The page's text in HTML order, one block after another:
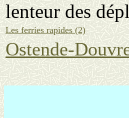
lenteur des
Les ferries rapides (2)
Ostende-